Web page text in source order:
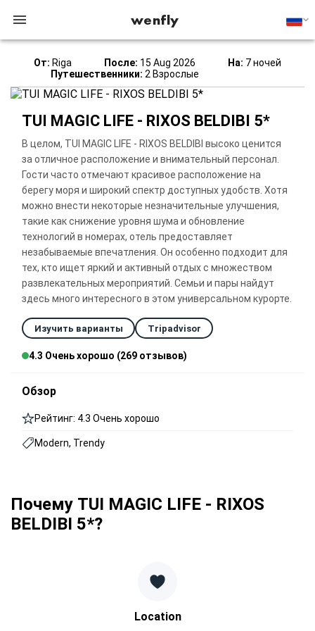
wenfly
От: Riga После: 15 Aug 2026 На: 7 ночей
Путешественники: 2 Взрослые
TUI MAGIC LIFE - RIXOS BELDIBI 5*
В целом, TUI MAGIC LIFE - RIXOS BELDIBI высоко ценится
за отличное расположение и внимательный персонал.
Гости часто отмечают красивое расположение на
берегу моря и широкий спектр доступных удобств. Хотя
можно внести некоторые незначительные улучшения,
такие как снижение уровня шума и обновление
технологий в номерах, отель предоставляет
незабываемые впечатления. Он особенно подходит для
тех, кто ищет яркий и активный отдых с множеством
развлекательных мероприятий. Семьи и пары найдут
здесь много интересного в этом универсальном курорте.
Изучить варианты Tripadvisor
4.3 Очень хорошо (269 отзывов)
Обзор
Рейтинг: 4.3 Очень хорошо
Modern, Trendy
Почему TUI MAGIC LIFE - RIXOS
BELDIBI 5*?
Location